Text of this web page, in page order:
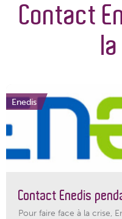
Contact
Enedis
Contact Enedis
Pour faire face à la crise,